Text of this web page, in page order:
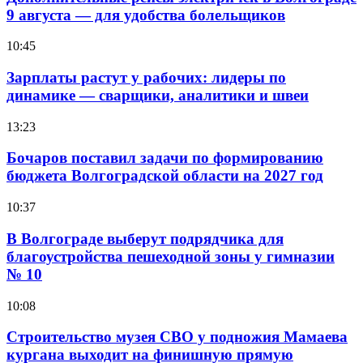
9 августа — для удобства болельщиков
10:45
Зарплаты растут у рабочих: лидеры по
динамике — сварщики, аналитики и швеи
13:23
Бочаров поставил задачи по формированию
бюджета Волгоградской области на 2027 год
10:37
В Волгограде выберут подрядчика для
благоустройства пешеходной зоны у гимназии
№ 10
10:08
Строительство музея СВО у подножия Мамаева
кургана выходит на финишную прямую